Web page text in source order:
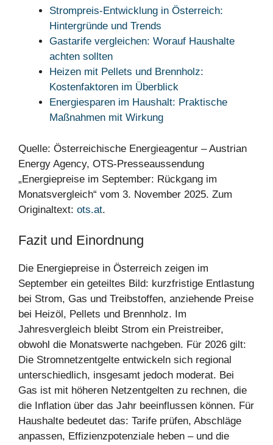
Strompreis-Entwicklung in Österreich:
Hintergründe und Trends
Gastarife vergleichen: Worauf Haushalte
achten sollten
Heizen mit Pellets und Brennholz:
Kostenfaktoren im Überblick
Energiesparen im Haushalt: Praktische
Maßnahmen mit Wirkung
Quelle: Österreichische Energieagentur – Austrian
Energy Agency, OTS-Presseaussendung
„Energiepreise im September: Rückgang im
Monatsvergleich“ vom 3. November 2025. Zum
Originaltext: ots.at.
Fazit und Einordnung
Die Energiepreise in Österreich zeigen im
September ein geteiltes Bild: kurzfristige Entlastung
bei Strom, Gas und Treibstoffen, anziehende Preise
bei Heizöl, Pellets und Brennholz. Im
Jahresvergleich bleibt Strom ein Preistreiber,
obwohl die Monatswerte nachgeben. Für 2026 gilt:
Die Stromnetzentgelte entwickeln sich regional
unterschiedlich, insgesamt jedoch moderat. Bei
Gas ist mit höheren Netzentgelten zu rechnen, die
die Inflation über das Jahr beeinflussen können. Für
Haushalte bedeutet das: Tarife prüfen, Abschläge
anpassen, Effizienzpotenziale heben – und die